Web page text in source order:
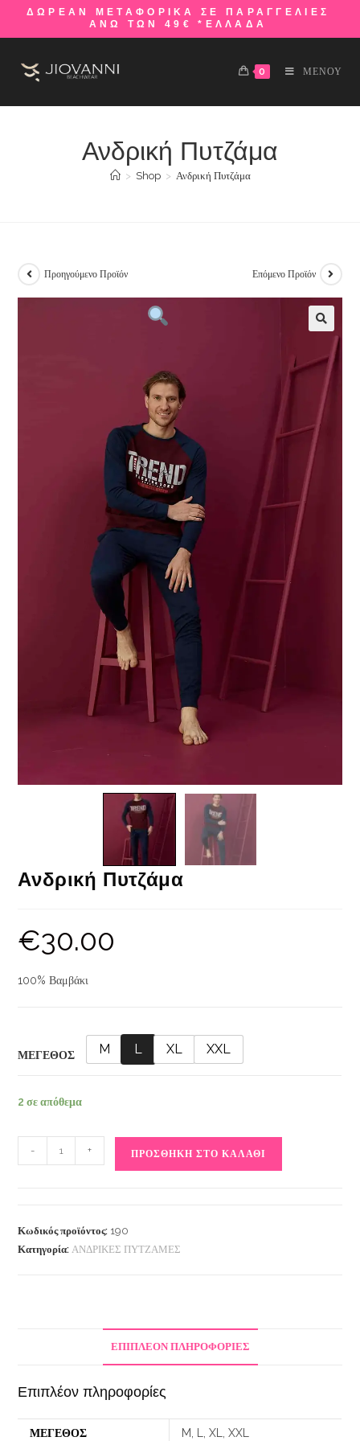
ΔΩΡΕΑΝ ΜΕΤΑΦΟΡΙΚΑ ΣΕ ΠΑΡΑΓΓΕΛΙΕΣ
ΑΝΩ ΤΩΝ 49€ *ΕΛΛΑΔΑ
0 ΜΕΝΟΥ
Ανδρική Πυτζάμα
> Shop > Ανδρική Πυτζάμα
Προηγούμενο Προϊόν Επόμενο Προϊόν
Ανδρική Πυτζάμα
€30.00
100% Βαμβάκι
ΜΕΓΕΘΟΣ M L XL XXL
2 σε απόθεμα
- + ΠΡΟΣΘΉΚΗ ΣΤΟ ΚΑΛΆΘΙ
Κωδικός προϊόντος: 190
Κατηγορία:ΑΝΔΡΙΚΕΣ ΠΥΤΖΑΜΕΣ
ΕΠΙΠΛΈΟΝ ΠΛΗΡΟΦΟΡΊΕΣ
Επιπλέον πληροφορίες
ΜΕΓΕΘΟΣ M, L, XL, XXL